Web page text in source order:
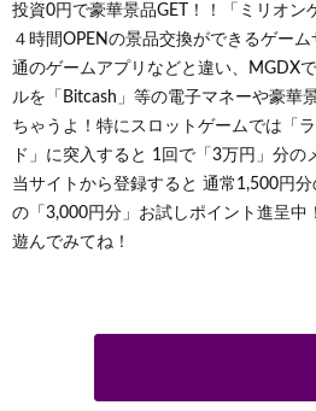
投資0円で豪華景品GET！！「ミリオン
４時間OPENの景品交換ができるゲー
通のゲームアプリなどと違い、MGDX
ルを「Bitcash」等の電子マネーや豪華
ちゃうよ！特にスロットゲームでは「
ド」に突入すると 1回で「3万円」分の
当サイトから登録すると 通常1,500円
の「3,000円分」お試しポイント進呈中
遊んでみてね！